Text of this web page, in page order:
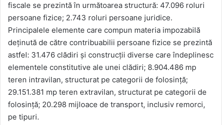
fiscale se prezintă în următoarea structură: 47.096 roluri
persoane fizice; 2.743 roluri persoane juridice.
Principalele elemente care compun materia impozabilă
deţinută de către contribuabilii persoane fizice se prezintă
astfel: 31.476 clădiri și construcţii diverse care îndeplinesc
elementele constitutive ale unei clădiri; 8.904.486 mp
teren intravilan, structurat pe categorii de folosinţă;
29.151.381 mp teren extravilan, structurat pe categorii de
folosinţă; 20.298 mijloace de transport, inclusiv remorci,
pe tipuri.